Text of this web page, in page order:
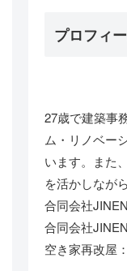
プロフィ
27歳で建築事
ム・リノベー
います。また
を活かしなが
合同会社
合同会社
空き家再改屋